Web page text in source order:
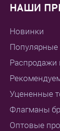
НАШИ
Новинки
Популярные
Распродажи
Уцененные
Флагманы
Оптовые